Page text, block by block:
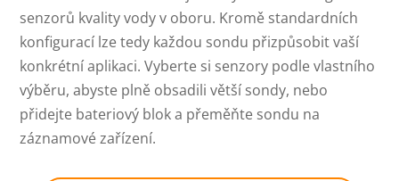
senzorů kvality vody v oboru. Kromě standardních
konfigurací lze tedy každou sondu přizpůsobit vaší
konkrétní aplikaci. Vyberte si senzory podle vlastního
výběru, abyste plně obsadili větší sondy, nebo
přidejte bateriový blok a přeměňte sondu na
záznamové zařízení.